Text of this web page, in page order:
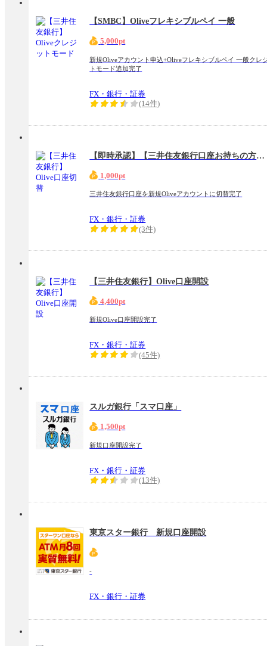
【SMBC】Oliveフレキシブルペイ 一般
5,000pt
新規Oliveアカウント申込+Oliveフレキシブルペイ 一般クレ
トモード追加完了
FX・銀行・証券
(14件)
【即時承認】【三井住友銀行口座お持ちの方専用】Olive口座切替
1,000pt
三井住友銀行口座を新規Oliveアカウントに切替完了
FX・銀行・証券
(3件)
【三井住友銀行】Olive口座開設
4,400pt
新規Olive口座開設完了
FX・銀行・証券
(45件)
スルガ銀行「スマ口座」
1,500pt
新規口座開設完了
FX・銀行・証券
(13件)
東京スター銀行 新規口座開設
-
FX・銀行・証券